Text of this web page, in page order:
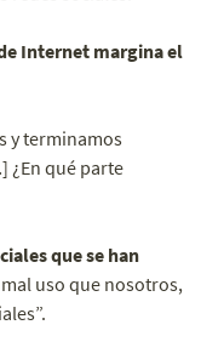
Internet margina el
y terminamos
¿En qué parte
que se han
uso que nosotros,